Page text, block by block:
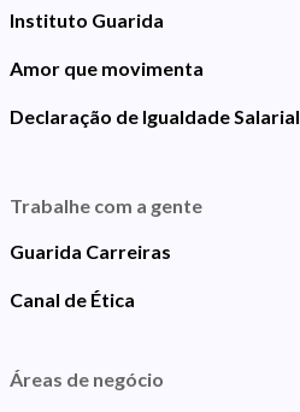
Instituto Guarida
Amor que movimenta
Declaração de Igualdade Salarial
Trabalhe com a gente
Guarida Carreiras
Canal de Ética
Áreas de negócio